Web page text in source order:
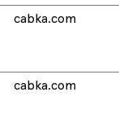
cabka.com
cabka.com